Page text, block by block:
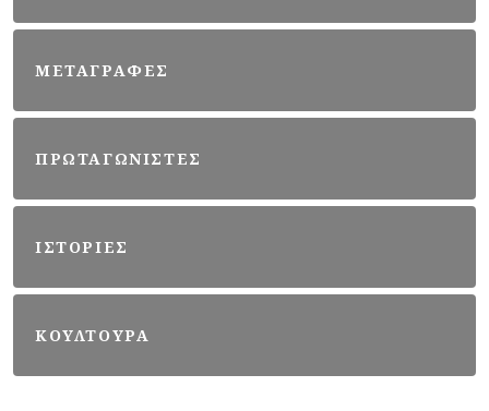
ΜΕΤΑΓΡΑΦΕΣ
ΠΡΩΤΑΓΩΝΙΣΤΕΣ
ΙΣΤΟΡΙΕΣ
ΚΟΥΛΤΟΥΡΑ